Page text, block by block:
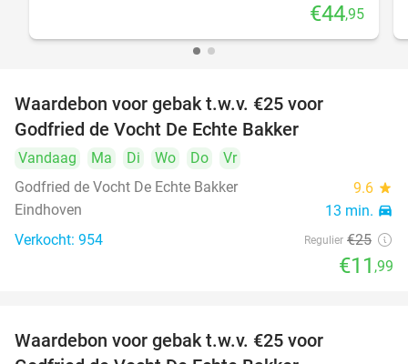
€44,95
Waardebon voor gebak t.w.v. €25 voor
Godfried de Vocht De Echte Bakker
Vandaag Ma Di Wo Do
Vr
Godfried de Vocht De Echte Bakker
9.6 star
Eindhoven 13 min. directions_car
Verkocht: 954 Regulier €25
€11 ,99
Waardebon voor gebak t.w.v. €25 voor